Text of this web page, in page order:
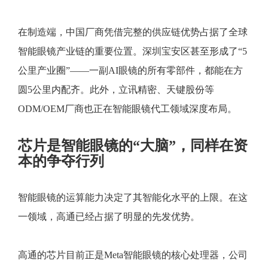
在制造端，中国厂商凭借完整的供应链优势占据了全球
智能眼镜产业链的重要位置。深圳宝安区甚至形成了“5
公里产业圈”——一副AI眼镜的所有零部件，都能在方
圆5公里内配齐。此外，立讯精密、天键股份等
ODM/OEM厂商也正在智能眼镜代工领域深度布局。
芯片是智能眼镜的“大脑”，同样在资
本的争夺行列
智能眼镜的运算能力决定了其智能化水平的上限。在这
一领域，高通已经占据了明显的先发优势。
高通的芯片目前正是Meta智能眼镜的核心处理器，公司